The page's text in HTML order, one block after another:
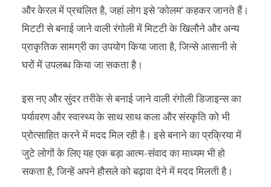
और केरल में प्रचलित है, जहां लोग इसे ‘कोलम’ कहकर जानते हैं।
मिटटी से बनाई जाने वाली रंगोली में मिटटी के खिलौने और अन्य
प्राकृतिक सामग्री का उपयोग किया जाता है, जिन्से आसानी से
घरों में उपलब्ध किया जा सकता है।
इस नए और सुंदर तरीके से बनाई जाने वाली रंगोली डिजाइन्स का
पर्यावरण और स्वास्थ्य के साथ साथ कला और संस्कृति को भी
प्रोत्साहित करने में मदद मिल रही है। इसे बनाने का प्रक्रिया में
जुटे लोगों के लिए यह एक बड़ा आत्म-संवाद का माध्यम भी हो
सकता है, जिन्हें अपने हौसले को बढ़ावा देने में मदद मिलती है।